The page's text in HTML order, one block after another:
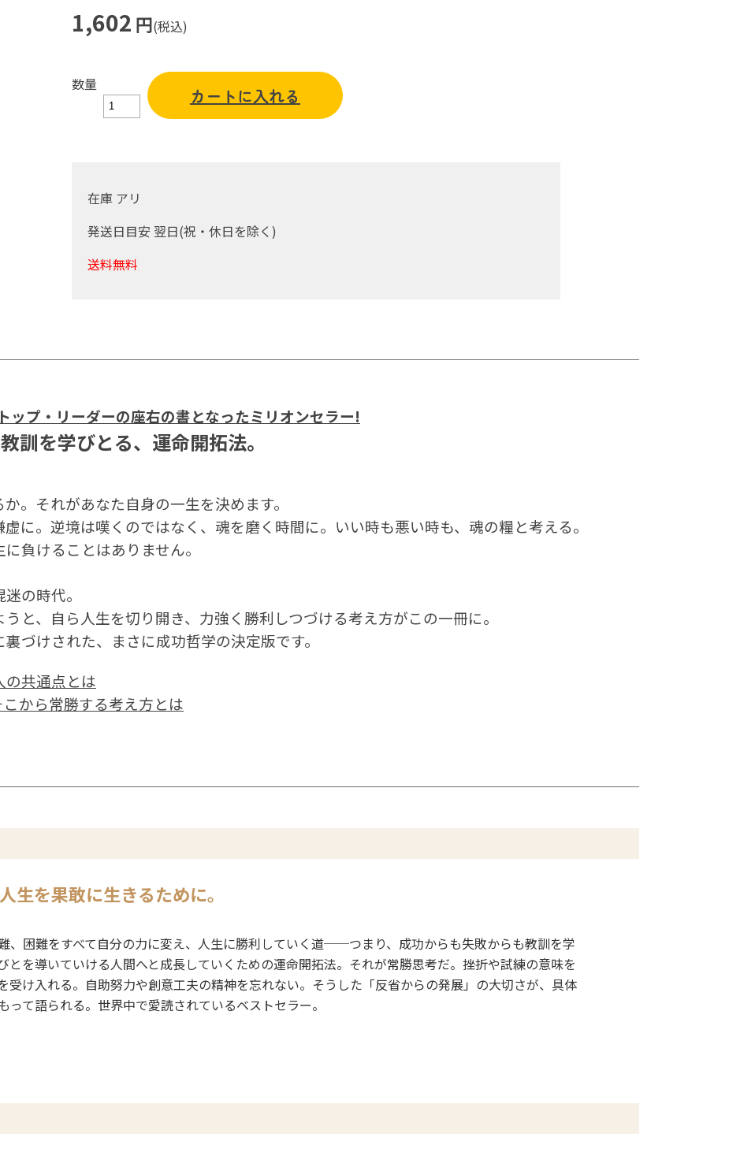
1,602 円(税込)
数量
カートに入れる
在庫 アリ
発送日目安 翌日(祝・休日を除く)
送料無料
ップ・リーダーの座右の書となったミリオンセラー!
訓を学びとる、運命開拓法。
。それがあなた自身の一生を決めます。
に。逆境は嘆くのではなく、魂を磨く時間に。いい時も悪い時も、魂の糧と考える。
負けることはありません。
の時代。
と、自ら人生を切り開き、力強く勝利しつづける考え方がこの一冊に。
づけされた、まさに成功哲学の決定版です。
の共通点とは
から常勝する考え方とは
人生を果敢に生きるために。
、困難をすべて自分の力に変え、人生に勝利していく道──つまり、成功からも失敗からも教訓を学
とを導いていける人間へと成長していくための運命開拓法。それが常勝思考だ。挫折や試練の意味を
受け入れる。自助努力や創意工夫の精神を忘れない。そうした「反省からの発展」の大切さが、具体
って語られる。世界中で愛読されているベストセラー。